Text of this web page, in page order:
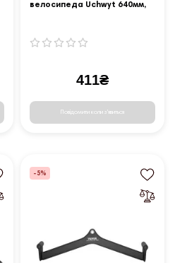
велосипеда Uchwyt 640мм,
411₴
Повідомити коли з'явиться
-5%